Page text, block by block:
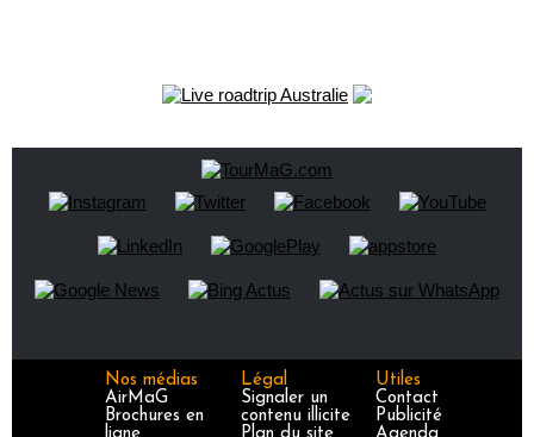
Nos médias
AirMaG
Brochures en
Légal
Signaler un
contenu illicite
Utiles
Contact
Publicité